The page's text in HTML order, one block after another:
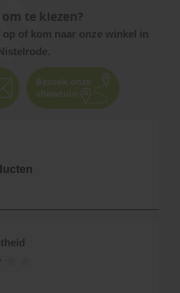
te kiezen?
of kom naar onze winkel in